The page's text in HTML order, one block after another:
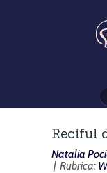
Reciful
Natalia
| Rubrica: